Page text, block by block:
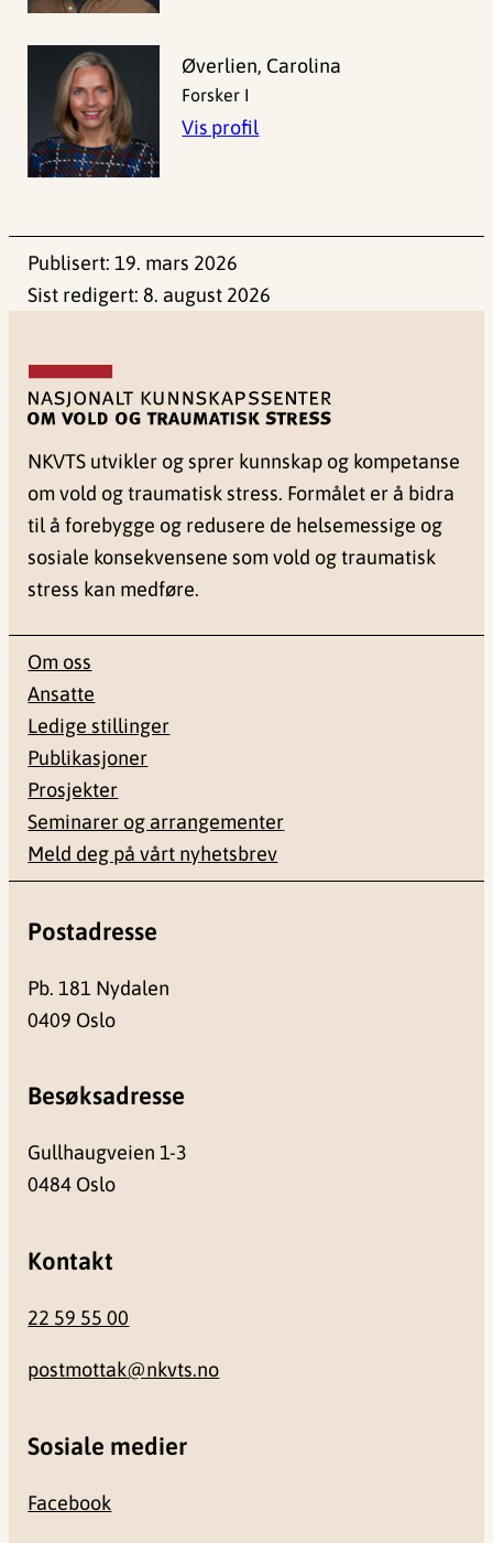
Øverlien, Carolina
Forsker I
Vis profil
Publisert: 19. mars 2026
Sist redigert: 8. august 2026
NKVTS utvikler og sprer kunnskap og kompetanse
om vold og traumatisk stress. Formålet er å bidra
til å forebygge og redusere de helsemessige og
sosiale konsekvensene som vold og traumatisk
stress kan medføre.
Om oss
Ansatte
Ledige stillinger
Publikasjoner
Prosjekter
Seminarer og arrangementer
Meld deg på vårt nyhetsbrev
Postadresse
Pb. 181 Nydalen
0409 Oslo
Besøksadresse
Gullhaugveien 1-3
0484 Oslo
Kontakt
22 59 55 00
postmottak@nkvts.no
Sosiale medier
Facebook